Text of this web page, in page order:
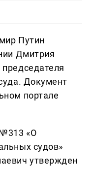
Путин
Дмитрия
Документ
портале
«О
судов»
утвержден